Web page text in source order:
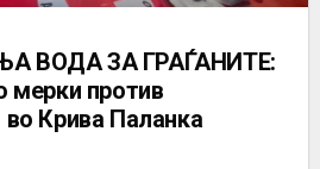
ВОДА ЗА ГРАЃАНИТЕ:
мерки против
Крива Паланка